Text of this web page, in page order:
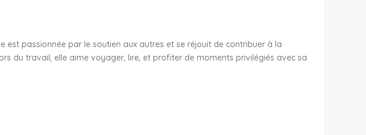
est passionnée par le soutien aux autres et se réjouit de contribuer à la
du travail, elle aime voyager, lire, et profiter de moments privilégiés avec sa